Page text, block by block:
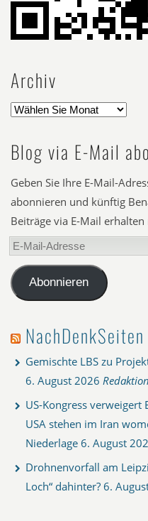
Archiv
Blog via E-Mail
Geben Sie Ihre E-Mail-
abonnieren und künftig
Beiträge via E-Mail
E-
Mail-
AdresseAbonnieren
NachDenkSeiten
Gemischte LBS zu
6. August 2026 Redaktion
US-Kongress
USA stehen im Iran
Niederlage 6. August
Drohnenvorfall am
Loch“ dahinter? 6.